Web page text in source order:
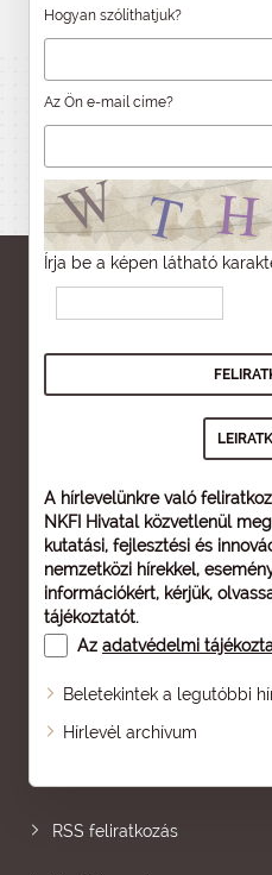
Hogyan szólíthatjuk?
Az Ön e-mail címe?
Írja be a képen látható
A hírlevelünkre való
NKFI Hivatal közvetlenül
kutatási, fejlesztési és
nemzetközi hírekkel,
információkért, kérjük,
tájékoztatót.
Az adatvédelmi
Beletekintek a legutóbbi
Hírlevél archívum
Oldaltérkép
RSS feliratkozás